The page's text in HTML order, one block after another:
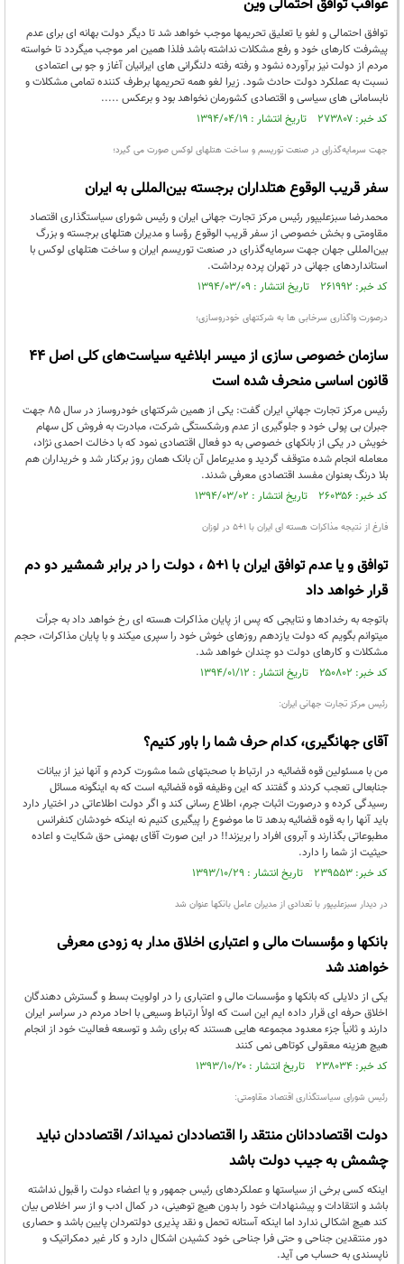
عواقب توافق احتمالی وین
توافق احتمالی و لغو یا تعلیق تحریمها موجب خواهد شد تا دیگر دولت بهانه ای برای عدم
پیشرفت کارهای خود و رفع مشکلات نداشته باشد فلذا همین امر موجب میگردد تا خواسته
مردم از دولت نیز برآورده نشود و رفته رفته دلنگرانی های ایرانیان آغاز و جو بی اعتمادی
نسبت به عملکرد دولت حادث شود. زیرا لغو همه تحریمها برطرف کننده تمامی مشکلات و
نابسامانی های سیاسی و اقتصادی کشورمان نخواهد بود و برعکس .....
کد خبر: ۲۷۳۸۰۷ تاریخ انتشار : ۱۳۹۴/۰۴/۱۹
جهت سرمایه‌گذرای در صنعت توریسم و ساخت هتلهای لوکس صورت می گیرد؛
سفر قریب الوقوع هتلداران برجسته بین‌المللی به ایران
محمدرضا سبزعلیپور رئیس مرکز تجارت جهانی ایران و رئیس شورای سیاستگذاری اقتصاد
مقاومتی و بخش خصوصی از سفر قریب الوقوع رؤسا و مدیران هتلهای برجسته و بزرگ
بین‌المللی جهان جهت سرمایه‌گذرای در صنعت توریسم ایران و ساخت هتلهای لوکس با
استانداردهای جهانی در تهران پرده برداشت.
کد خبر: ۲۶۱۹۹۲ تاریخ انتشار : ۱۳۹۴/۰۳/۰۹
درصورت واگذاری سرخابی ها به شرکتهای خودروسازی؛
سازمان خصوصی سازی از میسر ابلاغیه سیاست‌های کلی اصل ۴۴
قانون اساسی منحرف شده است
رئيس مركز تجارت جهاني ايران گفت: یکی از همین شرکتهای خودروساز در سال 85 جهت
جبران بی پولی خود و جلوگیری از عدم ورشکستگی شرکت، مبادرت به فروش کل سهام
خویش در یکی از بانکهای خصوصی به دو فعال اقتصادی نمود که با دخالت احمدی نژاد،
معامله انجام شده متوقف گردید و مدیرعامل آن بانک همان روز برکنار شد و خریداران هم
بلا درنگ بعنوان مفسد اقتصادی معرفی شدند.
کد خبر: ۲۶۰۳۵۶ تاریخ انتشار : ۱۳۹۴/۰۳/۰۲
فارغ از نتیجه مذاکرات هسته ای ایران با 1+5 در لوزان
توافق و یا عدم توافق ایران با 1+5 ، دولت را در برابر شمشیر دو دم
قرار خواهد داد
باتوجه به رخدادها و نتایجی که پس از پایان مذاکرات هسته ای رخ خواهد داد به جرأت
میتوانم بگویم که دولت یازدهم روزهای خوش خود را سپری میکند و با پایان مذاکرات، حجم
مشکلات و کارهای دولت دو چندان خواهد شد.
کد خبر: ۲۵۰۸۰۲ تاریخ انتشار : ۱۳۹۴/۰۱/۱۲
رئیس مرکز تجارت جهانی ایران:
آقای جهانگیری، کدام حرف شما را باور کنیم؟
من با مسئولین قوه قضائیه در ارتباط با صحبتهای شما مشورت کردم و آنها نیز از بیانات
جنابعالی تعجب کردند و گفتند که این وظیفه قوه قضائیه است که به اینگونه مسائل
رسیدگی کرده و درصورت اثبات جرم، اطلاع رسانی کند و اگر دولت اطلاعاتی در اختیار دارد
باید آنها را به قوه قضائیه بدهد تا ما موضوع را پیگیری کنیم نه اینکه خودشان کنفرانس
مطبوعاتی بگذارند و آبروی افراد را بریزند!! در این صورت آقای بهمنی حق شکایت و اعاده
حیثیت از شما را دارد.
کد خبر: ۲۳۹۵۵۳ تاریخ انتشار : ۱۳۹۳/۱۰/۲۹
در دیدار سبزعلیپور با تعدادی از مدیران عامل بانکها عنوان شد
بانکها و مؤسسات مالی و اعتباری اخلاق مدار به زودی معرفی
خواهند شد
یکی از دلایلی که بانکها و مؤسسات مالی و اعتباری را در اولویت بسط و گسترش دهندگان
اخلاق حرفه ای قرار داده ایم این است که اولاً ارتباط وسیعی با احاد مردم در سراسر ایران
دارند و ثانیاً جزء معدود مجموعه هایی هستند که برای رشد و توسعه فعالیت خود از انجام
هیچ هزینه معقولی کوتاهی نمی کنند
کد خبر: ۲۳۸۰۳۴ تاریخ انتشار : ۱۳۹۳/۱۰/۲۰
رئیس شورای سیاستگذاری اقتصاد مقاومتی:
دولت اقتصاددانان منتقد را اقتصاددان نمیداند/ اقتصاددان نباید
چشمش به جیب دولت باشد
اینکه کسی برخی از سیاستها و عملکردهای رئیس جمهور و یا اعضاء دولت را قبول نداشته
باشد و انتقادات و پیشنهادات خود را بدون هیچ توهینی، در کمال ادب و از سر اخلاص بیان
کند هیچ اشکالی ندارد اما اینکه آستانه تحمل و نقد پذیری دولتمردان پایین باشد و حصاری
دور منتقدین جناحی و حتی فرا جناحی خود کشیدن اشکال دارد و کار غیر دمکراتیک و
ناپسندی به حساب می آید.